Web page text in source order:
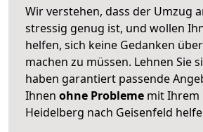
Wir verstehen, dass der Umzug
stressig genug ist, und wollen
helfen, sich keine Gedanken
machen zu müssen. Lehnen Sie
haben garantiert passende
Ihnen ohne Probleme mit Ihrem
Heidelberg nach Geisenfeld